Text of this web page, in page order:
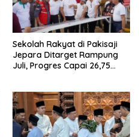
Sekolah Rakyat di Pakisaji
Jepara Ditarget Rampung
Juli, Progres Capai 26,75